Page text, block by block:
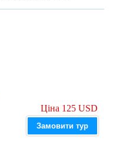
Ціна 125 USD
Замовити тур